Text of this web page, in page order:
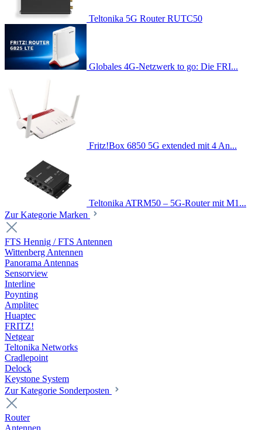
Teltonika 5G Router RUTC50
Globales 4G-Netzwerk to go: Die FRI...
Fritz!Box 6850 5G extended mit 4 An...
Teltonika ATRM50 – 5G-Router mit M1...
Zur Kategorie Marken
FTS Hennig / FTS Antennen
Wittenberg Antennen
Panorama Antennas
Sensorview
Interline
Poynting
Amplitec
Huaptec
FRITZ!
Netgear
Teltonika Networks
Cradlepoint
Delock
Keystone System
Zur Kategorie Sonderposten
Router
Antennen